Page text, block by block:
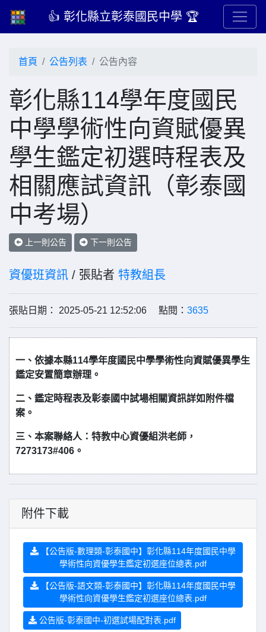
👍 彰化縣立彰泰國民中學 🏆
首頁 公告列表 公告內容
彰化縣114學年度國民
中學學術性向資賦優異
學生鑑定初選時程表及
相關應試資訊（彰泰國
中考場）
上一則公告 下一則公告
資優班資訊 / 張貼者 特教組長
張貼日期： 2025-05-21 12:52:06 點閱： 3635
一、依據本縣114學年度國民中學學術性向資賦優異學生
鑑定安置簡章辦理。
二、鑑定時程表及彰泰國中試場相關資訊詳如附件檔
案。
三、本案聯絡人：特教中心資優組洪老師，
7273173#406。
附件下載
【公告版-數理類-彰泰國中】彰化縣114年度國民中學
學術性向資優學生鑑定初選座位總表.pdf
【公告版-語文類-彰泰國中】彰化縣114年度國民中學
學術性向資優學生鑑定初選座位總表.pdf
公告版-彰泰國中-初選試場配對表.pdf